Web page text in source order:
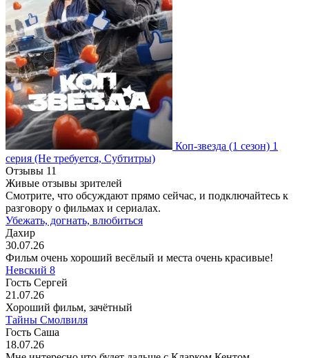
Коп-звезда (1 сезон) 1
серия (Не требуется, Субтитры)
Отзывы 11
Живые отзывы зрителей
Смотрите, что обсуждают прямо сейчас, и подключайтесь к
разговору о фильмах и сериалах.
Убежать, догнать, влюбиться
Дахир
30.07.26
Фильм очень хороший весёлый и места очень красивые!
Невский 8
Гость Сергей
21.07.26
Хороший фильм, зачётный
Тайны Смолвиля
Гость Саша
18.07.26